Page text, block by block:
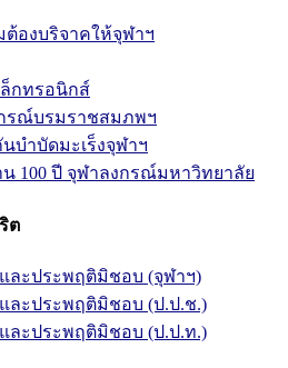
ต้องบริจาคให้จุฬาฯ
ล็กทรอนิกส์
รณ์บรมราชสมภพฯ
บำบัดมะเร็งจุฬาฯ
100 ปี จุฬาลงกรณ์มหาวิทยาลัย
ต
ละประพฤติมิชอบ (จุฬาฯ)
ละประพฤติมิชอบ (ป.ป.ช.)
ละประพฤติมิชอบ (ป.ป.ท.)